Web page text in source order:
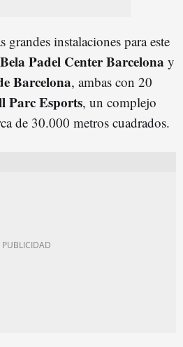
grandes instalaciones para este
Bela Padel Center Barcelona y
Barcelona, ambas con 20
Parc Esports, un complejo
de 30.000 metros cuadrados.